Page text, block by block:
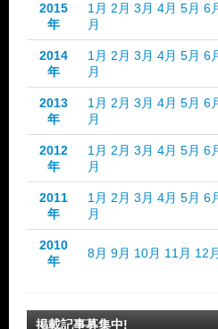
2015
年
1月 2月 3月 4月 5月 6
月
2014
年
1月 2月 3月 4月 5月 6
月
2013
年
1月 2月 3月 4月 5月 6
月
2012
年
1月 2月 3月 4月 5月 6
月
2011
年
1月 2月 3月 4月 5月 6
月
2010
年
8月 9月 10月 11月 12月
掲載記事募集中!